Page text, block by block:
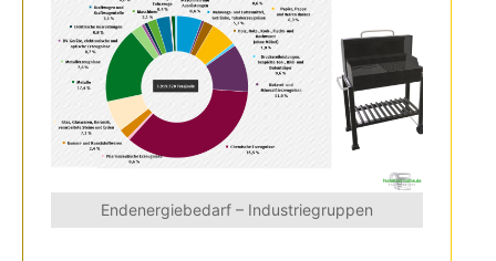
Endenergiebedarf – Industriegruppen